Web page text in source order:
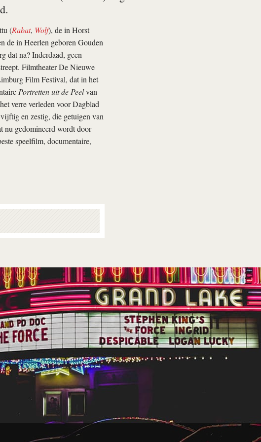
(Rabat, Wolf), de in Horst
de in Heerlen geboren Gouden
dat na? Inderdaad, geen
Filmtheater De Nieuwe
Film Festival, dat in het
Portretten uit de Peelvan
verre verleden voor Dagblad
en zestig, die getuigen van
nu gedomineerd wordt door
speelfilm, documentaire,